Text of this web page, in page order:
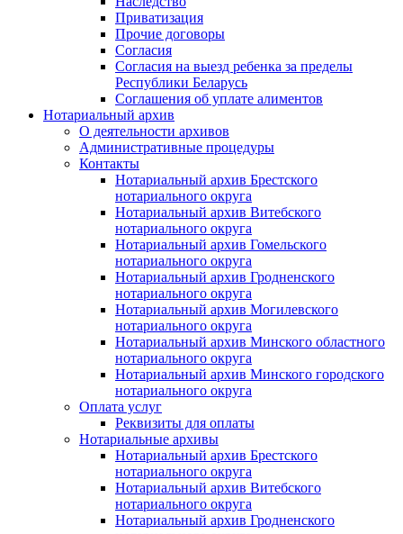
Приватизация
Прочие договоры
Согласия
Согласия на выезд ребенка за пределы
Республики Беларусь
Соглашения об уплате алиментов
Нотариальный архив
О деятельности архивов
Административные процедуры
Контакты
Нотариальный архив Брестского
нотариального округа
Нотариальный архив Витебского
нотариального округа
Нотариальный архив Гомельского
нотариального округа
Нотариальный архив Гродненского
нотариального округа
Нотариальный архив Могилевского
нотариального округа
Нотариальный архив Минского областного
нотариального округа
Нотариальный архив Минского городского
нотариального округа
Оплата услуг
Реквизиты для оплаты
Нотариальные архивы
Нотариальный архив Брестского
нотариального округа
Нотариальный архив Витебского
нотариального округа
Нотариальный архив Гродненского